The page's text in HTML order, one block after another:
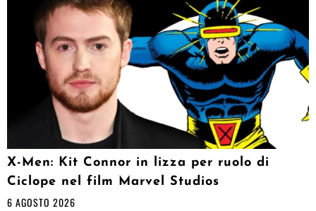
X-Men: Kit Connor in lizza per ruolo di
Ciclope nel film Marvel Studios
6 AGOSTO 2026